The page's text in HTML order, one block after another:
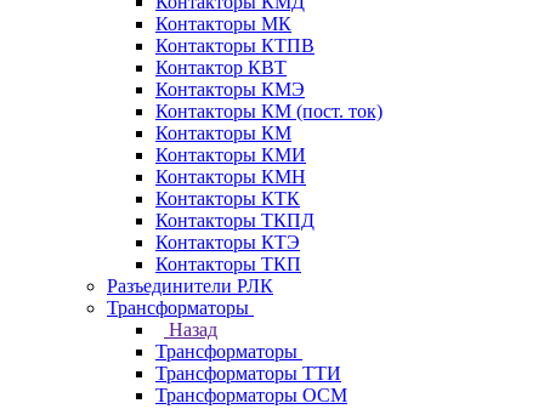
Контакторы МК
Контакторы КТПВ
Контактор КВТ
Контакторы КМЭ
Контакторы КМ (пост. ток)
Контакторы КМ
Контакторы КМИ
Контакторы КМН
Контакторы КТК
Контакторы ТКПД
Контакторы КТЭ
Контакторы ТКП
Разъединители РЛК
Трансформаторы
Назад
Трансформаторы
Трансформаторы ТТИ
Трансформаторы ОСМ